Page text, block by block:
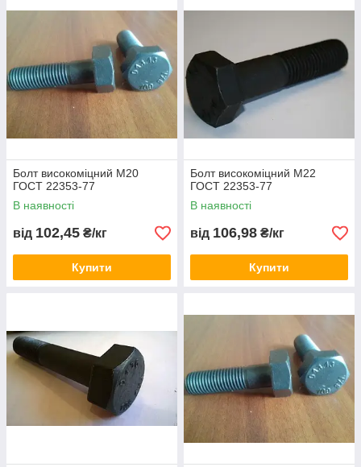
Болт високоміцний М20
ГОСТ 22353-77
В наявності
від 102,45 ₴/кг
Купити
Болт високоміцний М22
ГОСТ 22353-77
В наявності
від 106,98 ₴/кг
Купити